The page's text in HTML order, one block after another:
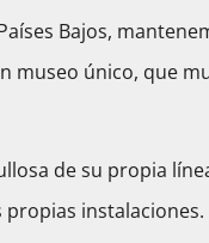
Bajos,
museo único, que
de su propia
instalaciones.